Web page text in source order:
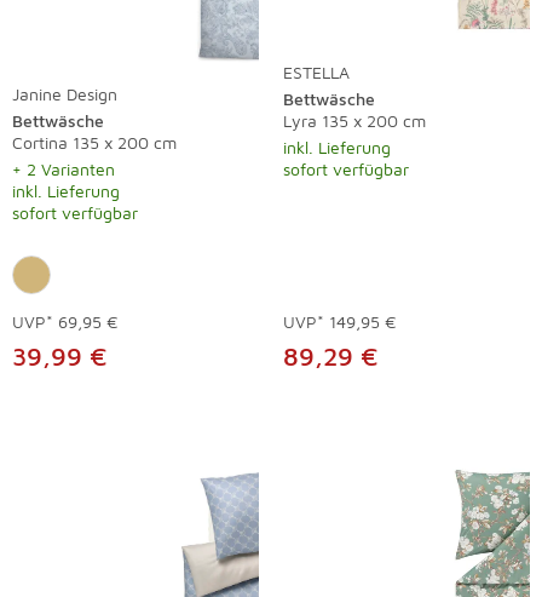
Janine Design
Bettwäsche
Cortina 135 x 200 cm
+ 2 Varianten
inkl. Lieferung
sofort verfügbar
UVP* 69,95 €
39,99 €
ESTELLA
Bettwäsche
Lyra 135 x 200 cm
inkl. Lieferung
sofort verfügbar
UVP* 149,95 €
89,29 €